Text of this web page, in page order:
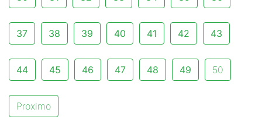
37 38 39 40 41 42 43
44 45 46 47 48 49 50
Proximo